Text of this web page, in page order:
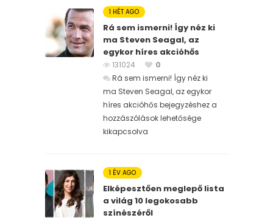
1 HÉT AGO
Rá sem ismerni! Így néz ki
ma Steven Seagal, az
egykor híres akcióhős
131024
0
Rá sem ismerni! Így néz ki
ma Steven Seagal, az egykor
híres akcióhős bejegyzéshez a
hozzászólások lehetősége
kikapcsolva
1 ÉV AGO
Elképesztően meglepő lista
a világ 10 legokosabb
színészéről